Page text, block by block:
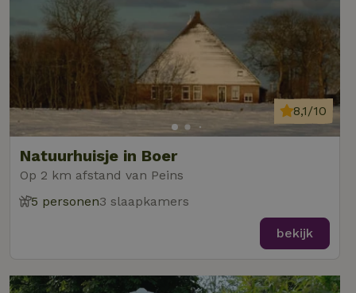
Natuurhuisje in Boer
Op 2 km afstand van Peins
8,1/10
5 personen3 slaapkamers
bekijk